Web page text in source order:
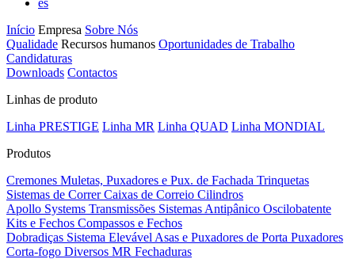
es
Início Empresa Sobre Nós
Qualidade Recursos humanos Oportunidades de Trabalho
Candidaturas
Downloads Contactos
Linhas de produto
Linha PRESTIGE Linha MR Linha QUAD Linha MONDIAL
Produtos
Cremones Muletas, Puxadores e Pux. de Fachada Trinquetas
Sistemas de CorrerCaixas de Correio Cilindros
Apollo Systems Transmissões Sistemas Antipânico Oscilobatente
Kits e Fechos Compassos e Fechos
Dobradiças Sistema Elevável Asas e Puxadores de Porta Puxadores
Corta-fogo Diversos MR Fechaduras